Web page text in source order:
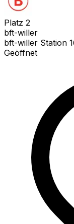
Platz 2
bft-willer
bft-willer Station
Geöffnet